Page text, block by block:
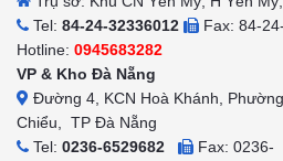
Tel: 84-24-32336012
Fax: 84-
Hotline: 0945683282
VP & Kho Đà Nẵng
Đường 4, KCN Hoà Khánh,
Chiểu, TP Đà Nẵng
Tel: 0236-6529682
Fax: 0236-